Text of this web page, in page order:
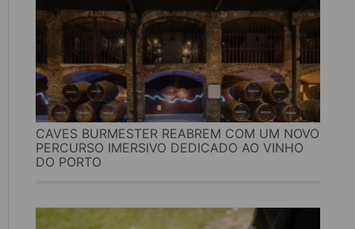
CAVES BURMESTER REABREM COM UM NOVO
PERCURSO IMERSIVO DEDICADO AO VINHO
DO PORTO